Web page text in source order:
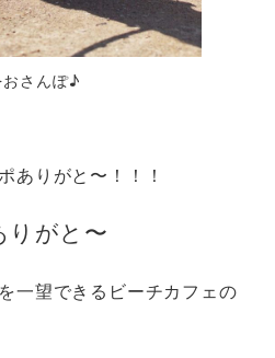
さんぽ♪
ありがと〜！！！
りがと〜
一望できるビーチカフェの